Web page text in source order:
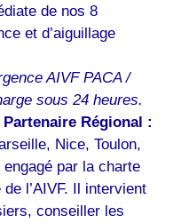
de nos 8
et d’aiguillage
AIVF PACA /
sous 24 heures.
Régional :
Nice, Toulon,
par la charte
l’AIVF. Il intervient
conseiller les